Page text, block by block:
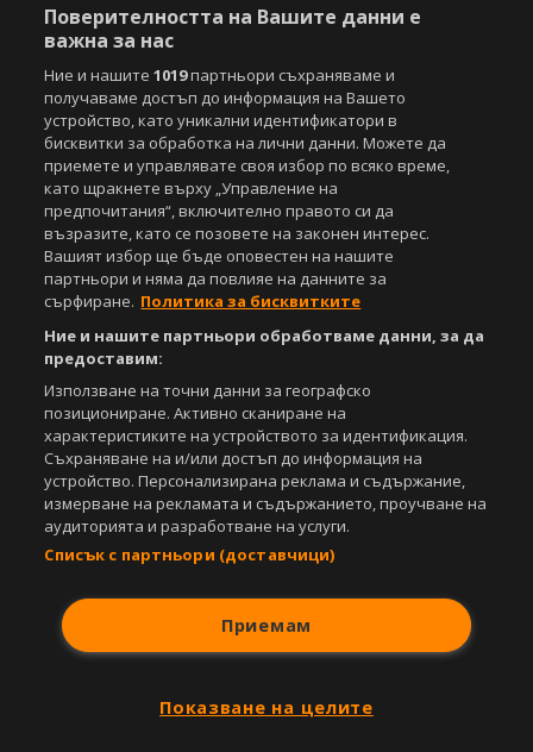
Съдържанието на този уеб сайт и технологиите, използвани в него, са
под закрила на Закона за авторското право и сродните му права.
Всички статии, репортажи, интервюта и други текстови, графични и
видео материали, публикувани в сайта, са собственост на Агенция
Спортал, освен ако изрично е посочено друго. Допуска се
публикуване на текстови материали само след писмено съгласие на
Агенция Спортал, посочване на източника и добавяне на линк към
www.sportal.bg. Използването на графични и видео материали,
публикувани в сайта, е строго забранено. Нарушителите ще бъдат
санкционирани с цялата строгост на закона.
СвалиБЕЗПЛАТНОТОприложение за:
Android
Поверителността на Вашите данни е
важна за нас
Ние и нашите1019партньори съхраняваме и
получаваме достъп до информация на Вашето
устройство, като уникални идентификатори в
бисквитки за обработка на лични данни. Можете да
приемете и управлявате своя избор по всяко време,
като щракнете върху „Управление на
предпочитания“, включително правото си да
възразите, като се позовете на законен интерес.
Вашият избор ще бъде оповестен на нашите
партньори и няма да повлияе на данните за
сърфиране. Политика за бисквитките
Ние и нашите партньори обработваме данни, за да
предоставим:
Използване на точни данни за географско
позициониране. Активно сканиране на
характеристиките на устройството за идентификация.
Съхраняване на и/или достъп до информация на
устройство. Персонализирана реклама и съдържание,
измерване на рекламата и съдържанието, проучване на
аудиторията и разработване на услуги.
Списък с партньори (доставчици)
Приемам
Показване на целите